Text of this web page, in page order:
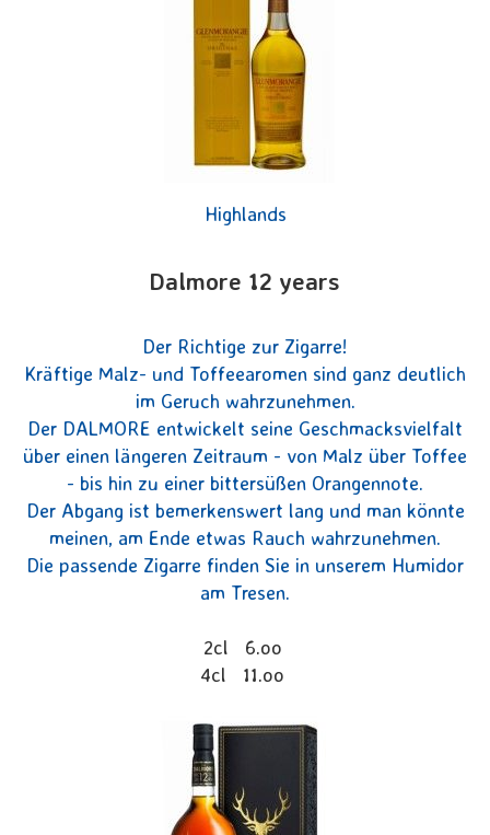
Highlands
Dalmore 12 years
Der Richtige zur Zigarre!
Kräftige Malz- und Toffeearomen sind ganz deutlich
im Geruch wahrzunehmen.
Der DALMORE entwickelt seine Geschmacksvielfalt
über einen längeren Zeitraum - von Malz über Toffee
- bis hin zu einer bittersüßen Orangennote.
Der Abgang ist bemerkenswert lang und man könnte
meinen, am Ende etwas Rauch wahrzunehmen.
Die passende Zigarre finden Sie in unserem Humidor
am Tresen.
2cl 6.oo
4cl 11.oo